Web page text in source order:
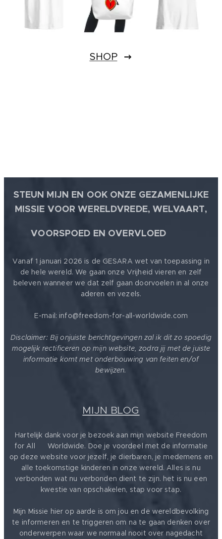
SHOP
STEUN MIJN EN OOK ONZE GEZAMENLIJKE
MISSIE VOOR WERELDVREDE, WELVAART,
VOORSPOED EN OVERVLOED
Vanaf 1 januari 2026 is de GESARA wet van toepassing in
de hele wereld. We gaan onze Vrijheid vieren en zelf
beleven wanneer we dat zelf gaan doorvoelen in al onze
aderen en vezels.
E-mail: info@freedom-for-all-worldwide.com
Disclaimer: Bij onjuiste berichtgevingen zal ik dit zo spoedig
mogelijk rectificeren op mijn website, zodra jij met de juiste
informatie komt met onderbouwing van feiten en/of
bewijzen.
MIJN BLOG
Hartelijk dank voor je bezoek aan mijn website Freedom
for All ❤️ Worldwide. Doe je voordeel met de informatie
op deze website voor jezelf, je dierbaren, je medemens en
alle toekomstige kinderen in onze wereld. Alles is nu
verbonden wat nu verbonden dient te zijn. het is nu een
kwestie van opschakelen, stap voor stap.
Mijn Missie hier op aarde is om jou en de wereldbevolking
te informeren en te triggeren om na te gaan denken over
onderwerpen waar we normaal nooit over nagedacht